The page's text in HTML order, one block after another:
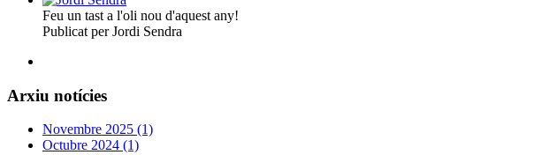
Feu un tast a l'oli nou d'aquest any!
Publicat per Jordi Sendra
Arxiu notícies
Novembre 2025 (1)
Octubre 2024 (1)